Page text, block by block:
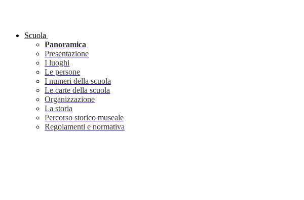
Scuola
Panoramica
Presentazione
I luoghi
Le persone
I numeri della scuola
Le carte della scuola
Organizzazione
La storia
Percorso storico museale
Regolamenti e normativa